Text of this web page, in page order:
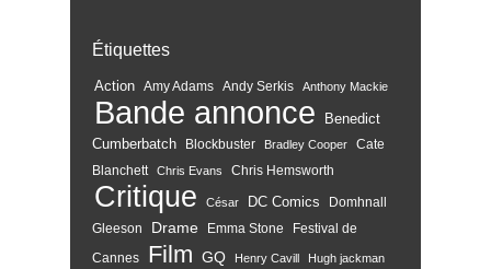
Étiquettes
Action Amy Adams Andy Serkis Anthony Mackie
Bande annonce
Benedict
Cumberbatch
Blockbuster Bradley Cooper
Cate
Blanchett
Chris Evans Chris Hemsworth
Critique César DC Comics
Domhnall
Gleeson
Drame Emma Stone
Festival de
Cannes
Film GQ Henry Cavill Hugh jackman